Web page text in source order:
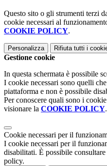
Questo sito o gli strumenti terzi
cookie necessari al
COOKIE POLICY.
Personalizza Rifiuta tutti i
Gestione cookie
In questa schermata è possibile
I cookie necessari sono quelli
piattaforma e non è possibile
Per conoscere quali sono i
visionare la COOKIE POLICY.
Cookie necessari per il
I cookie necessari per il
disabilitati. È possibile
policy.